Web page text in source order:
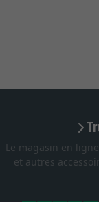
Le magasin en
et autres